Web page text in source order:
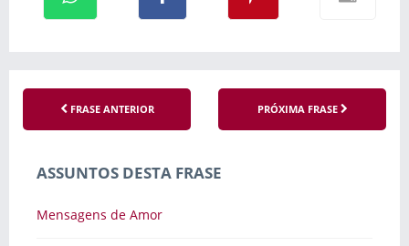
FRASE ANTERIOR PRÓXIMA FRASE
ASSUNTOS DESTA FRASE
Mensagens de Amor